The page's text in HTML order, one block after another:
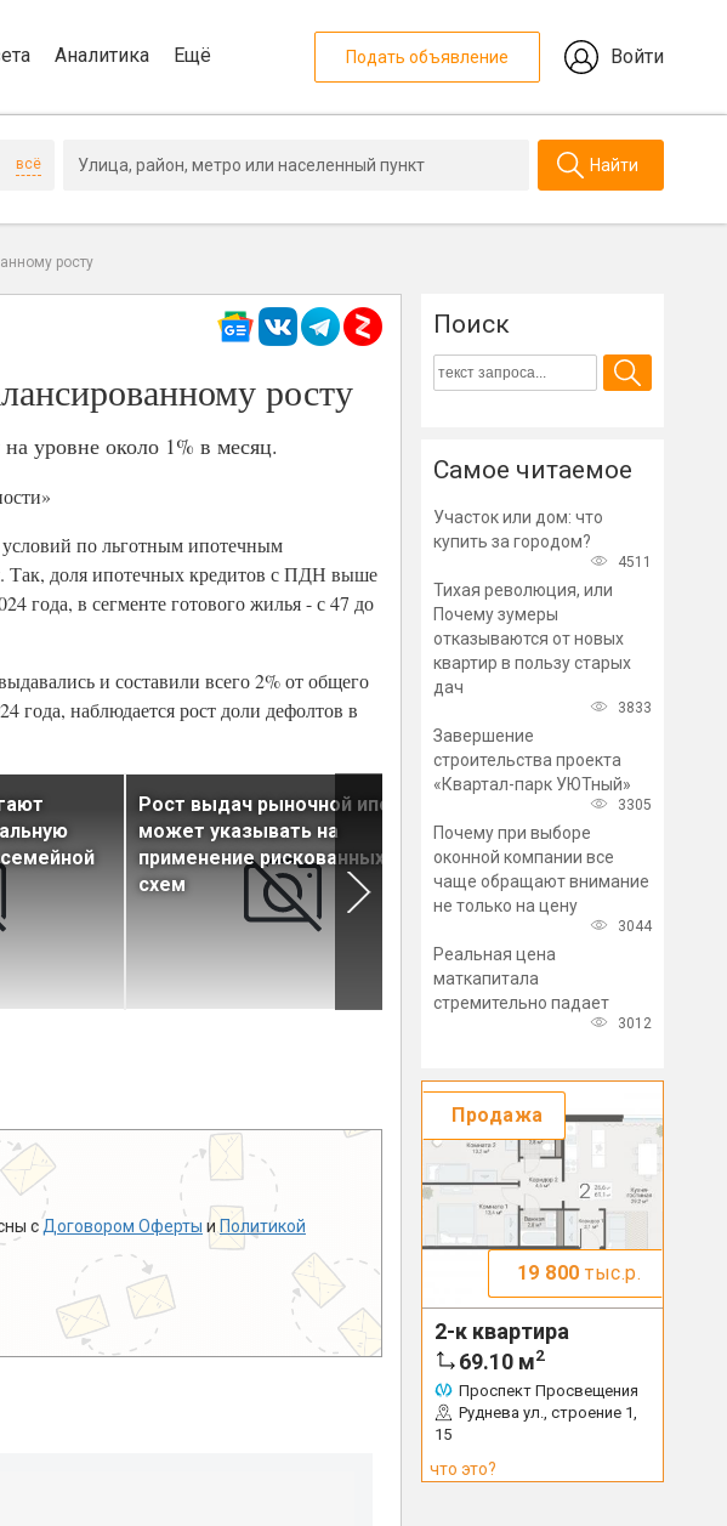
Аналитика Ещё Подать объявление Войти
всё Найти
росту
росту
уровне около 1% в месяц.
по льготным ипотечным
Так, доля ипотечных кредитов с ПДН выше
года, в сегменте готового жилья - с 47 до
и составили всего 2% от общего
наблюдается рост доли дефолтов в
Рост выдач рыночной ипотеки
может указывать на
применение рискованных
схем
Рост рыночных ставок
изменил структуру выдачи
ипотеки
с Договором Оферты и Политикой
Поиск
Самое читаемое
Участок или дом: что
купить за городом?
4511
Тихая революция, или
Почему зумеры
отказываются от новых
квартир в пользу старых
дач
3833
Завершение
строительства проекта
«Квартал-парк УЮТный»
3305
Почему при выборе
оконной компании все
чаще обращают внимание
не только на цену
3044
Реальная цена
маткапитала
стремительно падает
3012
Продажа
19 800 тыс.р.
2-к квартира
69.10 м2
Проспект Просвещения
Руднева ул., строение 1,
15
что это?